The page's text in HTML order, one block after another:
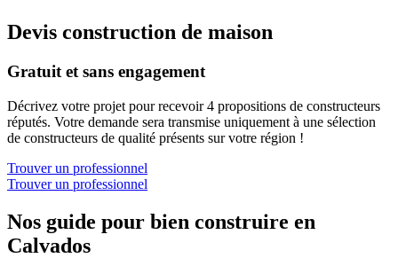
Devis construction de maison
Gratuit et sans engagement
Décrivez votre projet pour recevoir 4 propositions de constructeurs
réputés. Votre demande sera transmise uniquement à une sélection
de constructeurs de qualité présents sur votre région !
Trouver un professionnel
Trouver un professionnel
Nos guide pour bien construire en
Calvados